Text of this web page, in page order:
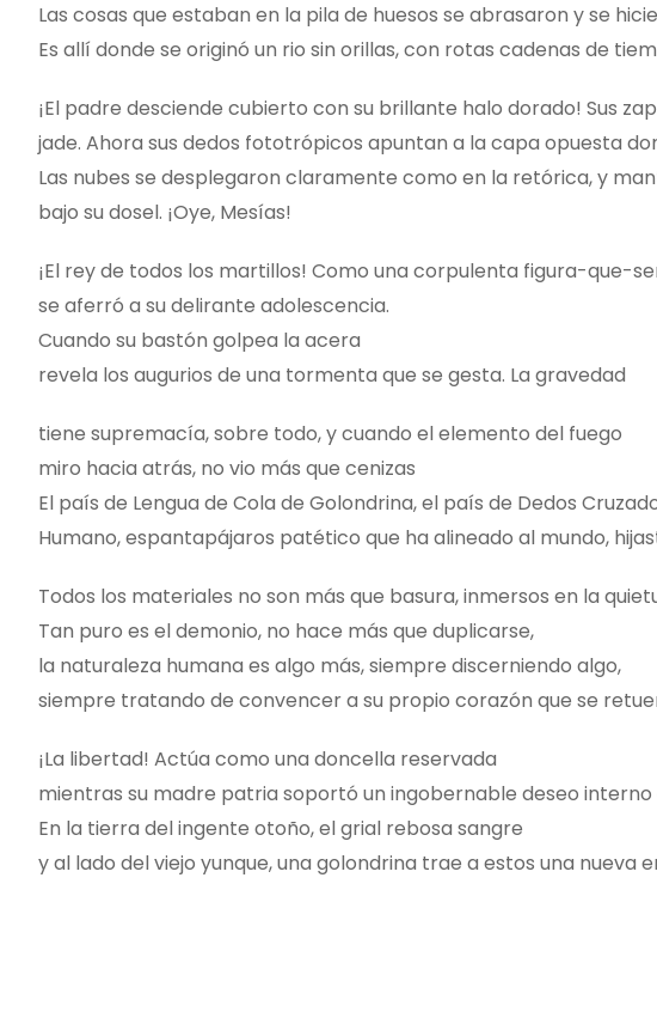
Las cosas que estaban en la pila de huesos se abrasaron y se
Es allí donde se originó un rio sin orillas, con rotas cadenas de
¡El padre desciende cubierto con su brillante halo dorado! Sus
jade. Ahora sus dedos fototrópicos apuntan a la capa opuesta
Las nubes se desplegaron claramente como en la retórica, y
bajo su dosel. ¡Oye, Mesías!
¡El rey de todos los martillos! Como una corpulenta figura-que-
se aferró a su delirante adolescencia.
Cuando su bastón golpea la acera
revela los augurios de una tormenta que se gesta. La gravedad
tiene supremacía, sobre todo, y cuando el elemento del fuego
miro hacia atrás, no vio más que cenizas
El país de Lengua de Cola de Golondrina, el país de Dedos
Humano, espantapájaros patético que ha alineado al mundo,
Todos los materiales no son más que basura, inmersos en la
Tan puro es el demonio, no hace más que duplicarse,
la naturaleza humana es algo más, siempre discerniendo algo,
siempre tratando de convencer a su propio corazón que se
¡La libertad! Actúa como una doncella reservada
mientras su madre patria soportó un ingobernable deseo
En la tierra del ingente otoño, el grial rebosa sangre
y al lado del viejo yunque, una golondrina trae a estos una nueva